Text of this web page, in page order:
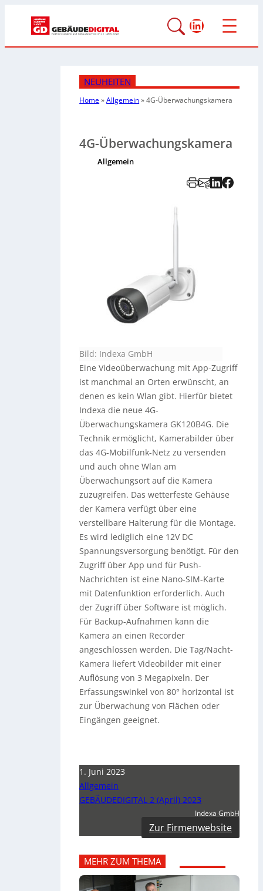
LinkedIn
NEUHEITEN
Home»Allgemein»4G-Überwachungskamera
4G-Überwachungskamera
Allgemein
Bild: Indexa GmbH
Eine Videoüberwachung mit App-Zugriff
ist manchmal an Orten erwünscht, an
denen es kein Wlan gibt. Hierfür bietet
Indexa die neue 4G-
Überwachungskamera GK120B4G. Die
Technik ermöglicht, Kamerabilder über
das 4G-Mobilfunk-Netz zu versenden
und auch ohne Wlan am
Überwachungsort auf die Kamera
zuzugreifen. Das wetterfeste Gehäuse
der Kamera verfügt über eine
verstellbare Halterung für die Montage.
Es wird lediglich eine 12V DC
Spannungsversorgung benötigt. Für den
Zugriff über App und für Push-
Nachrichten ist eine Nano-SIM-Karte
mit Datenfunktion erforderlich. Auch
der Zugriff über Software ist möglich.
Für Backup-Aufnahmen kann die
Kamera an einen Recorder
angeschlossen werden. Die Tag/Nacht-
Kamera liefert Videobilder mit einer
Auflösung von 3 Megapixeln. Der
Erfassungswinkel von 80° horizontal ist
zur Überwachung von Flächen oder
Eingängen geeignet.
1. Juni 2023
Allgemein
GEBÄUDEDIGITAL 2 (April) 2023
Indexa GmbH
Zur Firmenwebsite
MEHR ZUM THEMA